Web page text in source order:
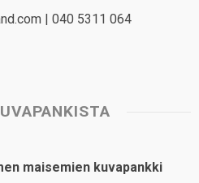
| 040 5311 064
maisemien kuvapankki